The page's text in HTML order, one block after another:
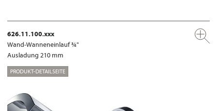
626.11.100.xxx
Wand-Wanneneinlauf ¾"
Ausladung 210 mm
PRODUKT-DETAILSEITE